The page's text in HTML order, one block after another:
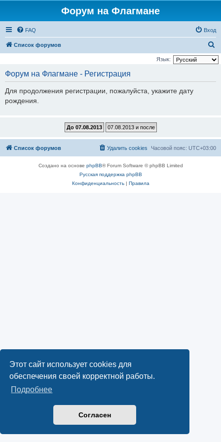
Этот сайт использует cookies для
обеспечения своей корректной работы.
Подробнее
Согласен
Форум на Флагмане
FAQ Вход
Список форумов
о
Язык:
Форум на Флагмане - Регистрация
Для продолжения регистрации, пожалуйста, укажите дату
рождения.
Список форумов Часовой пояс: UTC+03:00
Удалить cookies
Создано на основе phpBB® Forum Software © phpBB Limited
Русская поддержка phpBB
Конфиденциальность| Правила